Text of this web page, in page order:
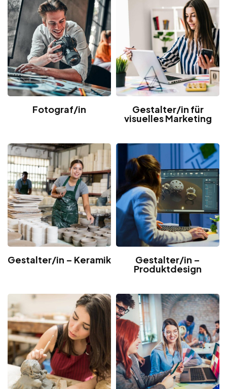
Fotograf/in Gestalter/in für
visuelles Marketing
Gestalter/in – Keramik Gestalter/in –
Produktdesign